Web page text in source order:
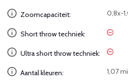
Zoomcapaciteit: 0,8x-
Short throw techniek:
Ultra short throw techniek:
Aantal kleuren: 1,07